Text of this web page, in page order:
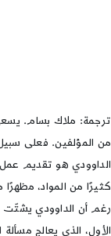
ترجمة: ملاك بسام.
من المؤلفين. فعلى
كثيرًا من المواد،
رغم أن الداوودي يشتّت
الأول، الذي يعالج